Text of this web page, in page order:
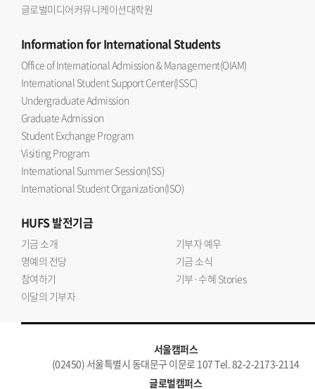
글로벌미디어커뮤니케이션대학원
Informationfor International Students
Office of International Admission & Management(OIAM)
International Student Support Center(ISSC)
Undergraduate Admission
Graduate Admission
Student Exchange Program
Visiting Program
International Summer Session(ISS)
International Student Organization(ISO)
HUFS발전기금
기금 소개
기부자 예우
명예의 전당
기금 소식
참여하기
기부·수혜 Stories
이달의 기부자
서울캠퍼스
(02450) 서울특별시 동대문구 이문로 107 Tel. 82-2-2173-2114
글로벌캠퍼스